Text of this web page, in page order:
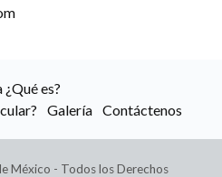
es?
Galería Contáctenos
México - Todos los Derechos